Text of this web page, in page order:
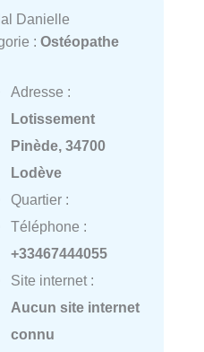
Danielle
: Ostéopathe
Adresse :
Lotissement
Pinède, 34700
Lodève
Quartier :
Téléphone :
+33467444055
Site internet :
Aucun site internet
connu